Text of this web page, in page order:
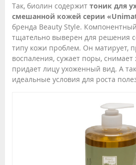
Так, биолин содержит тоник для
смешанной кожей серии
бренда Beauty Style.
тщательно выверен для решения
типу кожи проблем. Он матирует,
воспаления, сужает поры,
придает лицу ухоженный вид. А
идеальные условия для роста